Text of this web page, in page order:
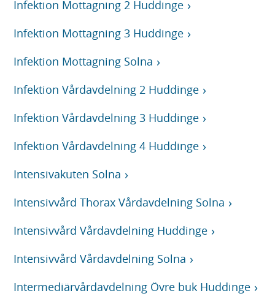
Infektion Mottagning 2 Huddinge
Infektion Mottagning 3 Huddinge
Infektion Mottagning Solna
Infektion Vårdavdelning 2 Huddinge
Infektion Vårdavdelning 3 Huddinge
Infektion Vårdavdelning 4 Huddinge
Intensivakuten Solna
Intensivvård Thorax Vårdavdelning Solna
Intensivvård Vårdavdelning Huddinge
Intensivvård Vårdavdelning Solna
Intermediärvårdavdelning Övre buk Huddinge